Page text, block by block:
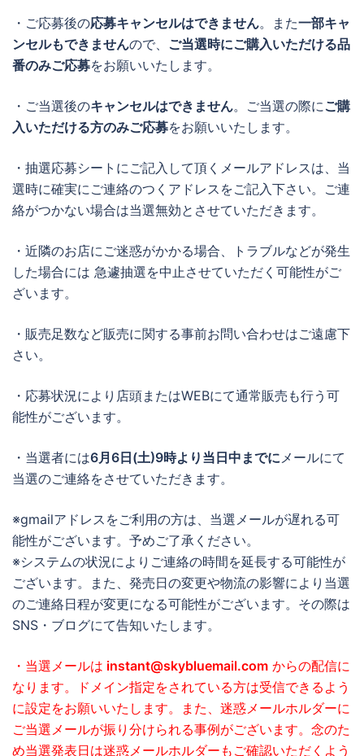
・ご応募後の応募キャンセルはできません。また一部キャ
ンセルもできませんので、 ご当選時にご購入いただける品
番のみご応募をお願いいたします。
・ご当選後のキャンセルはできません。ご当選の際にご購
入いただける方のみご応募をお願いいたします。
・抽選応募シートにご記入して頂くメールアドレスは、当
選時に確実にご連絡のつくアドレスをご記入下さい。ご連
絡がつかない場合は当選無効とさせていただきます。
・近隣のお店にご迷惑がかかる場合、トラブルなどが発生
した場合には 急遽抽選を中止させていただく可能性がご
ざいます。
・販売足数など販売に関する事前お問い合わせはご遠慮下
さい。
・応募状況により店頭またはWEBにて通常販売も行う可
能性がございます。
・当選者には6月6日(土)9時より当日中までにメールにて
当選のご連絡をさせていただきます。
※gmailアドレスをご利用の方は、当選メールが遅れる可
能性がございます。予めご了承ください。
※システムの状況によりご連絡の時間を延長する可能性が
ございます。また、発売日の変更や物流の影響により当選
のご連絡日程が変更になる可能性がございます。その際は
SNS・ブログにて告知いたします。
・当選メールは instant@skybluemail.com からの配信に
なります。ドメイン指定をされている方は受信できるよう
に設定をお願いいたします。また、迷惑メールホルダーに
ご当選メールが振り分けられる事例がございます。念のた
め当選発表日は迷惑メールホルダーもご確認いただくよう